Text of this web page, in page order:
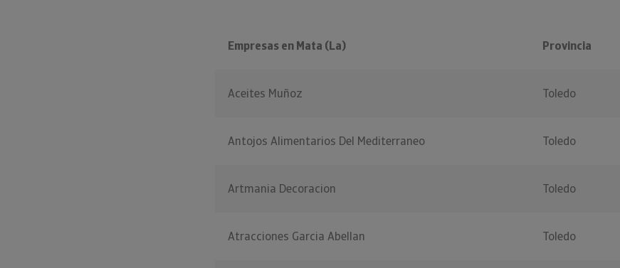
Empresas en Mata (La) Provincia
Aceites Muñoz Toledo
Antojos Alimentarios Del Mediterraneo Toledo
Artmania Decoracion Toledo
Atracciones Garcia Abellan Toledo